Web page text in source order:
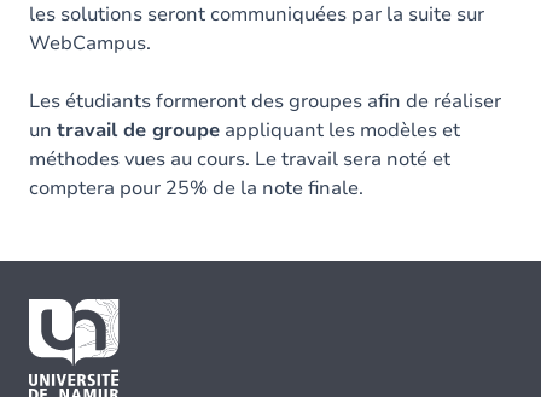
les solutions seront communiquées par la suite sur
WebCampus.
Les étudiants formeront des groupes afin de réaliser
un travail de groupe appliquant les modèles et
méthodes vues au cours. Le travail sera noté et
comptera pour 25% de la note finale.